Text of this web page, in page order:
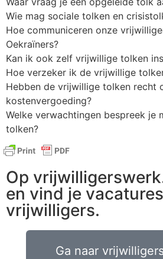
Wie mag sociale tolken en
Hoe communiceren onze
Oekraïners?
Kan ik ook zelf vrijwillige tolken
Hoe verzeker ik de vrijwillige
Hebben de vrijwillige tolken recht
kostenvergoeding?
Welke verwachtingen bespreek je
tolken?
Op
en vind je
vrijwilligers.
Ga naar